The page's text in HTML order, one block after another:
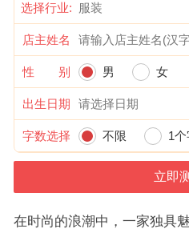
选择行业:
店主姓名
性 别 男 女
出生日期
字数选择 不限 1
在时尚的浪潮中，一家独具